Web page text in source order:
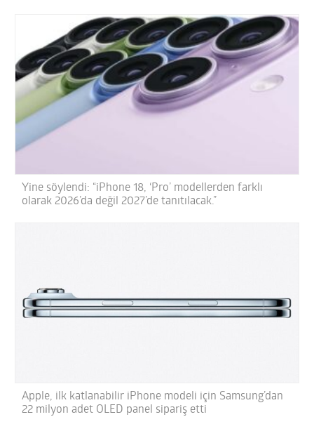
Yine söylendi: “iPhone 18, ‘Pro’ modellerden farklı
olarak 2026’da değil 2027’de tanıtılacak.”
Apple, ilk katlanabilir iPhone modeli için Samsung’dan
22 milyon adet OLED panel sipariş etti